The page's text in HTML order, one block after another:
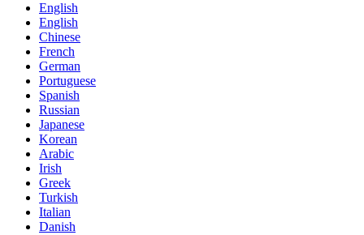
English
English
Chinese
French
German
Portuguese
Spanish
Russian
Japanese
Korean
Arabic
Irish
Greek
Turkish
Italian
Danish